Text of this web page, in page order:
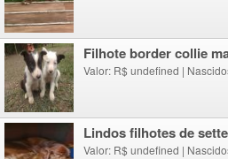
Filhote border collie
Valor: R$ undefined |
lindos filhotes de
Valor: R$ undefined |